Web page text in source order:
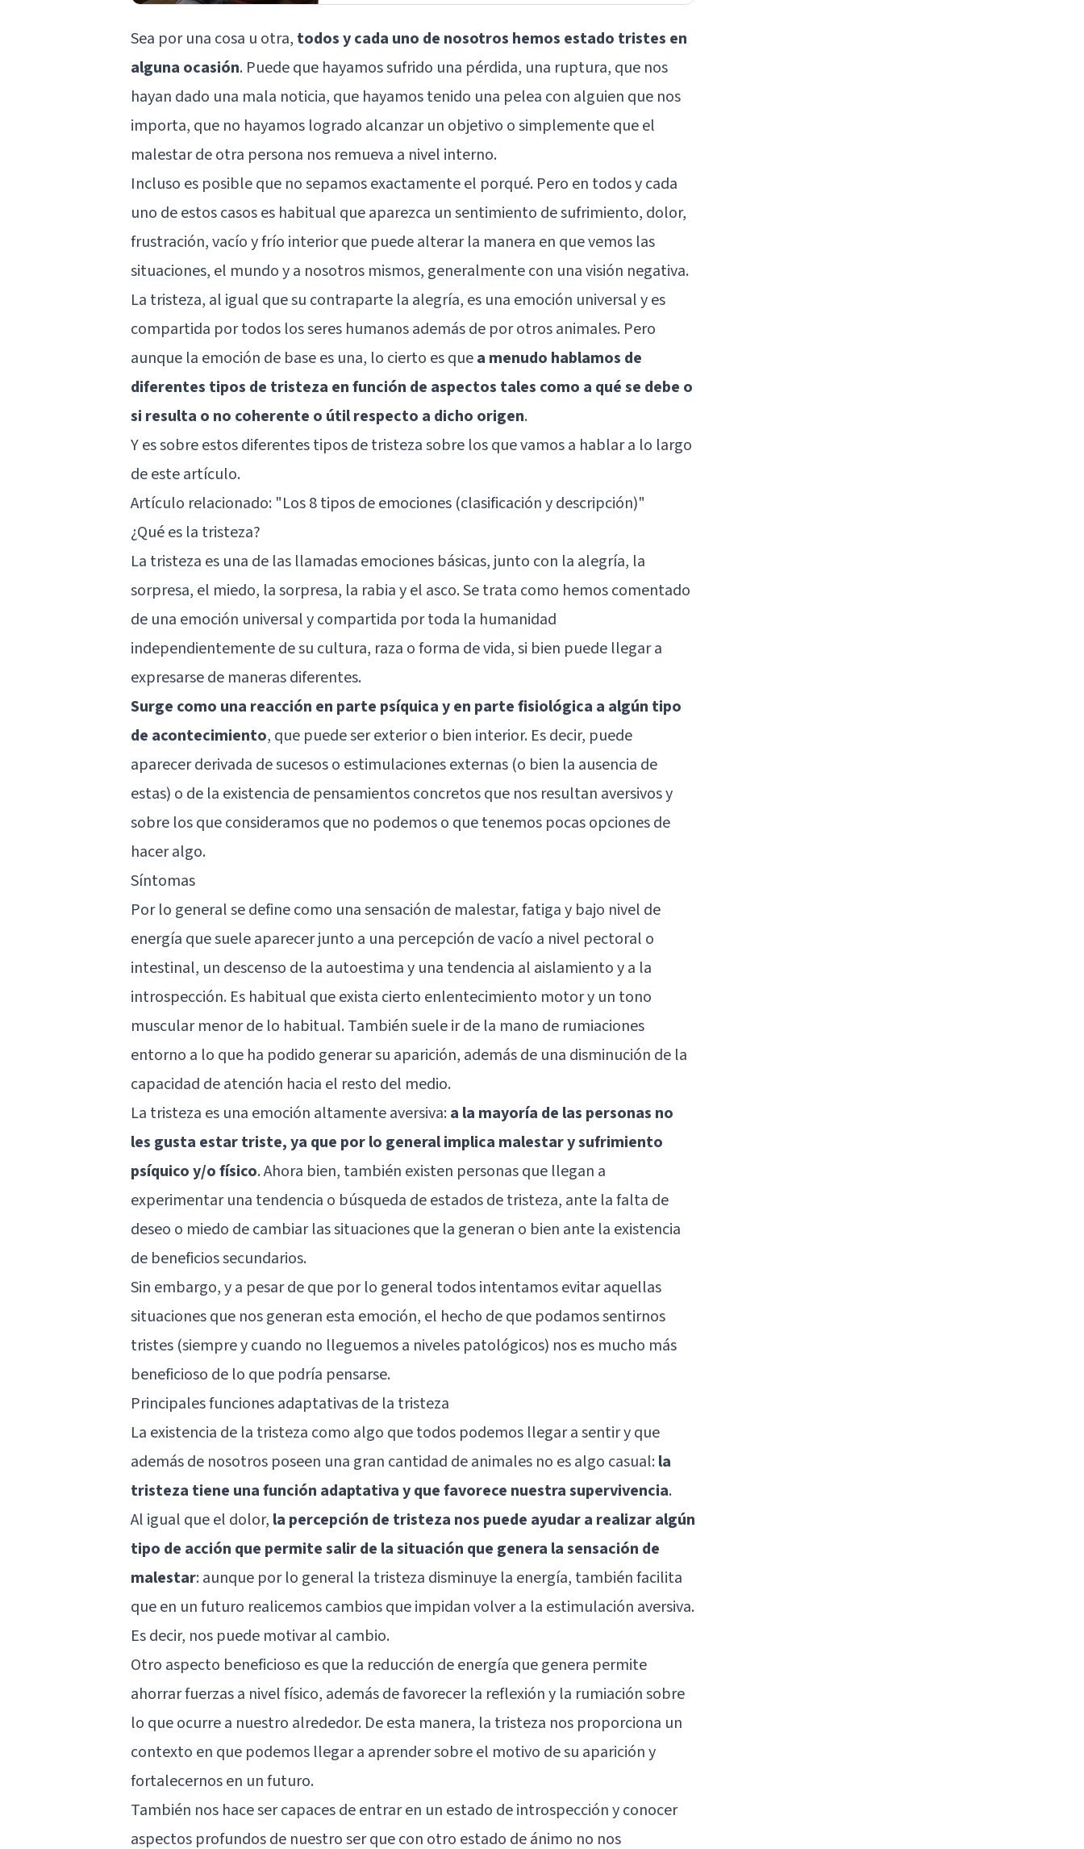
Sea por una cosa u otra, todos y cada uno de nosotros hemos estado tristes en
alguna ocasión. Puede que hayamos sufrido una pérdida, una ruptura, que nos
hayan dado una mala noticia, que hayamos tenido una pelea con alguien que nos
importa, que no hayamos logrado alcanzar un objetivo o simplemente que el
malestar de otra persona nos remueva a nivel interno.
Incluso es posible que no sepamos exactamente el porqué. Pero en todos y cada
uno de estos casos es habitual que aparezca un sentimiento de sufrimiento, dolor,
frustración, vacío y frío interior que puede alterar la manera en que vemos las
situaciones, el mundo y a nosotros mismos, generalmente con una visión negativa.
La tristeza, al igual que su contraparte la alegría, es una emoción universal y es
compartida por todos los seres humanos además de por otros animales. Pero
aunque la emoción de base es una, lo cierto es quea menudo hablamos de
diferentes tipos de tristeza en función de aspectos tales como a qué se debe o
si resulta o no coherente o útil respecto a dicho origen.
Y es sobre estos diferentes tipos de tristeza sobre los que vamos a hablar a lo largo
de este artículo.
Artículo relacionado: "Los 8 tipos de emociones (clasificación y descripción)"
¿Qué es la tristeza?
La tristeza es una de las llamadasemociones básicas, junto con la alegría, la
sorpresa, el miedo, la sorpresa, la rabia y el asco. Se trata como hemos comentado
de una emoción universal y compartida por toda la humanidad
independientemente de su cultura, raza o forma de vida, si bien puede llegar a
expresarse de maneras diferentes.
Surge como una reacción en parte psíquica y en parte fisiológica a algún tipo
de acontecimiento, que puede ser exterior o bien interior. Es decir, puede
aparecer derivada de sucesos o estimulaciones externas (o bien la ausencia de
estas) o de la existencia de pensamientos concretos que nos resultan aversivos y
sobre los que consideramos que no podemos o que tenemos pocas opciones de
hacer algo.
Síntomas
Por lo general se define como una sensación de malestar, fatiga y bajo nivel de
energía que suele aparecer junto a una percepción de vacío a nivel pectoral o
intestinal, un descenso de la autoestimay una tendencia al aislamiento y a la
introspección. Es habitual que exista cierto enlentecimiento motor y un tono
muscular menor de lo habitual. También suele ir de la mano de rumiaciones
entorno a lo que ha podido generar su aparición, además de una disminución de la
capacidad de atención hacia el resto del medio.
La tristeza es una emoción altamente aversiva:a la mayoría de las personas no
les gusta estar triste, ya que por lo general implica malestar y sufrimiento
psíquico y/o físico. Ahora bien, también existen personas que llegan a
experimentar una tendencia o búsqueda de estados de tristeza, ante la falta de
deseo o miedo de cambiar las situaciones que la generan o bien ante la existencia
de beneficios secundarios.
Sin embargo, y a pesar de que por lo general todos intentamos evitar aquellas
situaciones que nos generan esta emoción, el hecho de que podamos sentirnos
tristes (siempre y cuando no lleguemos a niveles patológicos) nos es mucho más
beneficioso de lo que podría pensarse.
Principales funciones adaptativas de la tristeza
La existencia de la tristeza como algo que todos podemos llegar a sentir y que
además de nosotros poseen una gran cantidad de animales no es algo casual:la
tristeza tiene una función adaptativa y que favorece nuestra supervivencia.
Al igual que el dolor, la percepción de tristeza nos puede ayudar a realizar algún
tipo de acción que permite salir de la situación que genera la sensación de
malestar: aunque por lo general la tristeza disminuye la energía, también facilita
que en un futuro realicemos cambios que impidan volver a la estimulación aversiva.
Es decir, nos puede motivar al cambio.
Otro aspecto beneficioso es que la reducción de energía que genera permite
ahorrar fuerzas a nivel físico, además de favorecer la reflexión y la rumiación sobre
lo que ocurre a nuestro alrededor. De esta manera, la tristeza nos proporciona un
contexto en que podemos llegar a aprender sobre el motivo de su aparición y
fortalecernos en un futuro.
También nos hace ser capaces de entrar en un estado de introspección y conocer
aspectos profundos de nuestro ser que con otro estado de ánimo no nos